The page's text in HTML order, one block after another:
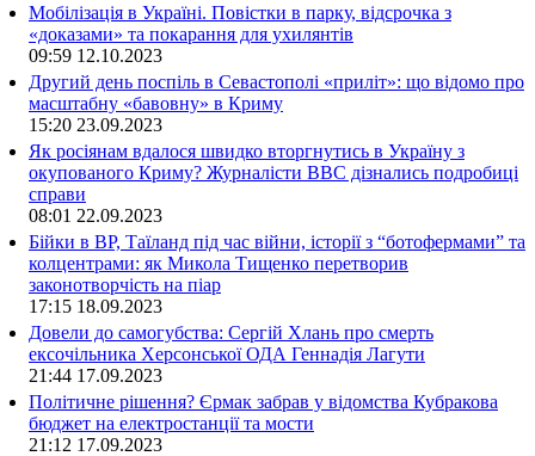
Мобілізація в Україні. Повістки в парку, відсрочка з
«доказами» та покарання для ухилянтів
09:59 12.10.2023
Другий день поспіль в Севастополі «приліт»: що відомо про
масштабну «бавовну» в Криму
15:20 23.09.2023
Як росіянам вдалося швидко вторгнутись в Україну з
окупованого Криму? Журналісти ВВС дізнались подробиці
справи
08:01 22.09.2023
Бійки в ВР, Таїланд під час війни, історії з “ботофермами” та
колцентрами: як Микола Тищенко перетворив
законотворчість на піар
17:15 18.09.2023
Довели до самогубства: Сергій Хлань про смерть
ексочільника Херсонської ОДА Геннадія Лагути
21:44 17.09.2023
Політичне рішення? Єрмак забрав у відомства Кубракова
бюджет на електростанції та мости
21:12 17.09.2023